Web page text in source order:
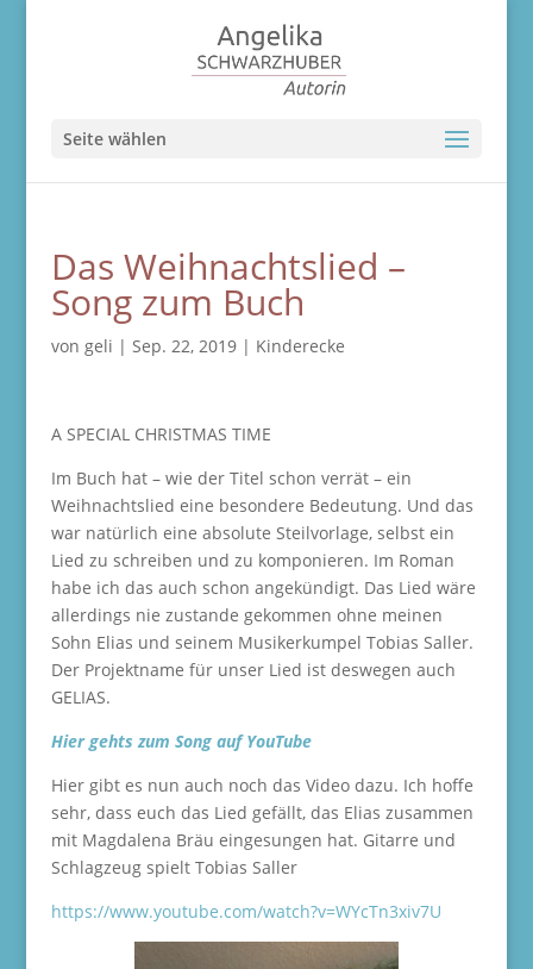
Seite wählen
Das Weihnachtslied –
Song zum Buch
von geli | Sep. 22, 2019| Kinderecke
A SPECIAL CHRISTMAS TIME
Im Buch hat – wie der Titel schon verrät – ein
Weihnachtslied eine besondere Bedeutung. Und das
war natürlich eine absolute Steilvorlage, selbst ein
Lied zu schreiben und zu komponieren. Im Roman
habe ich das auch schon angekündigt. Das Lied wäre
allerdings nie zustande gekommen ohne meinen
Sohn Elias und seinem Musikerkumpel Tobias Saller.
Der Projektname für unser Lied ist deswegen auch
GELIAS.
Hier gehts zum Song auf YouTube
Hier gibt es nun auch noch das Video dazu. Ich hoffe
sehr, dass euch das Lied gefällt, das Elias zusammen
mit Magdalena Bräu eingesungen hat. Gitarre und
Schlagzeug spielt Tobias Saller
https://www.youtube.com/watch?v=WYcTn3xiv7U